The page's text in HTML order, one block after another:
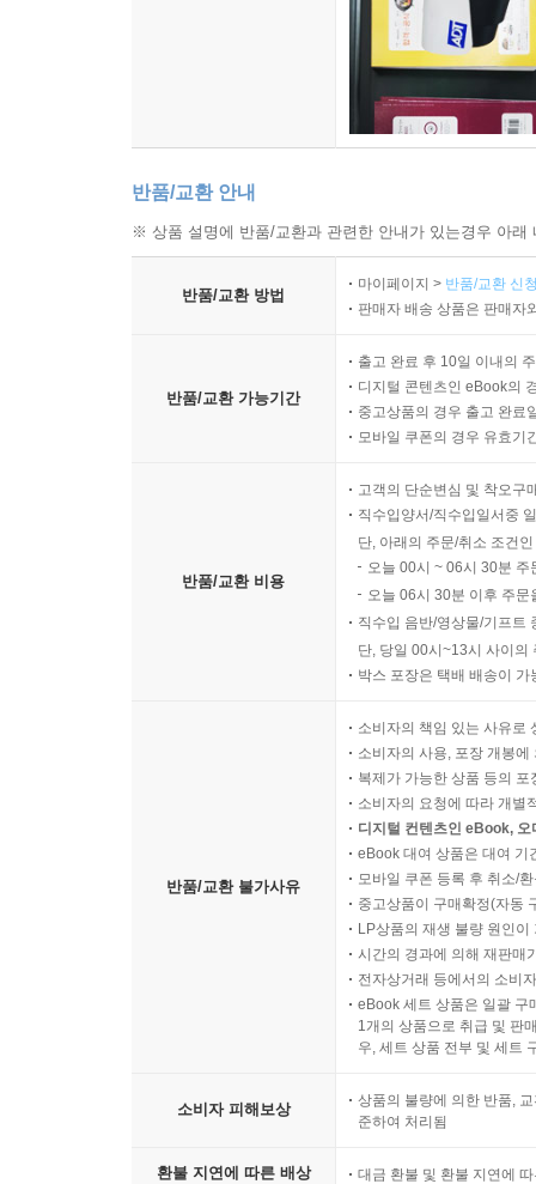
반품/교환 안내
※ 상품 설명에 반품/교환과 관련한 안내가 있는경우 아
반품/교환 방법
마이페이지 > 반품/교환 신
판매자 배송 상품은 판매자
반품/교환 가능기간
출고 완료 후 10일 이내의
디지털 콘텐츠인 eBook의
중고상품의 경우 출고 완료
모바일 쿠폰의 경우 유효기
반품/교환 비용
고객의 단순변심 및 착오구
직수입양서/직수입일서중
단, 아래의 주문/취소 조건
오늘 00시 ~ 06시 30분
오늘 06시 30분 이후 주
직수입 음반/영상물/기프트
단, 당일 00시~13시 사이의
박스 포장은 택배 배송이
반품/교환 불가사유
소비자의 책임 있는 사유로
소비자의 사용, 포장 개봉
복제가 가능한 상품 등의
소비자의 요청에 따라 개별
디지털 컨텐츠인 eBook,
eBook 대여 상품은 대여 기
모바일 쿠폰 등록 후 취소/
중고상품이 구매확정(자동
LP상품의 재생 불량 원인
시간의 경과에 의해 재판매
전자상거래 등에서의 소비
eBook 세트 상품은 일괄 구
1개의 상품으로 취급 및 판
우, 세트 상품 전부 및 세트
소비자 피해보상
상품의 불량에 의한 반품,
준하여 처리됨
환불 지연에 따른 배상 대금 환불 및 환불 지연에